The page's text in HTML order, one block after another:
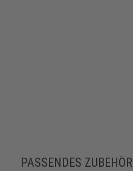
PASSENDES ZUBEHÖR